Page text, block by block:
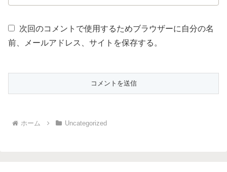
次回のコメントで使用するためブラウザーに自分の名
前、メールアドレス、サイトを保存する。
ホーム Uncategorized